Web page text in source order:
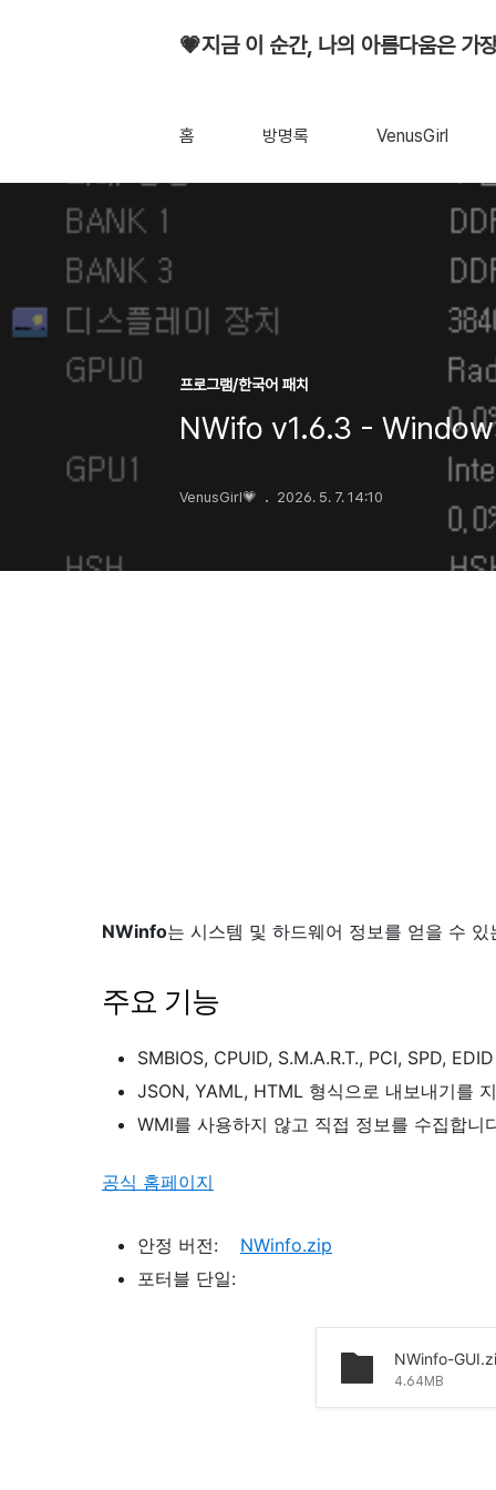
💗지금 이 순간, 나의 아름다움은 가
홈 방명록 VenusGirl
프로그램/한국어 패치
NWifo v1.6.3 -
VenusGirl💗 2026. 5. 7. 14:10
NWinfo는 시스템 및 하드웨어 정보를 얻을 수
주요 기능
SMBIOS, CPUID, S.M.A.R.T., PCI, SPD,
JSON, YAML, HTML 형식으로 내보내기를
WMI를 사용하지 않고 직접 정보를 수집합니
공식 홈페이지
안정 버전: NWinfo.zip
포터블 단일:
NWinfo-
4.64MB